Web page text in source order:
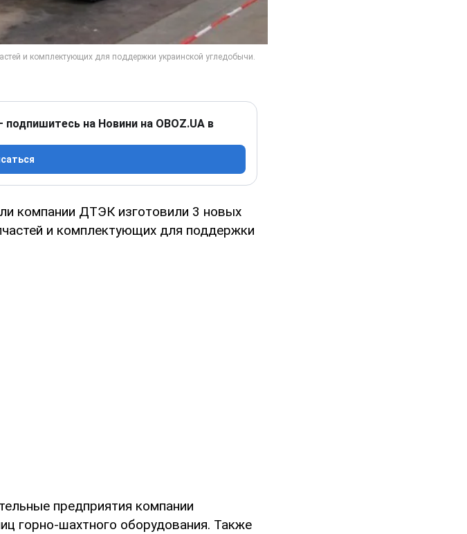
на Новини на OBOZ.UA в
компании ДТЭК изготовили 3 новых
и комплектующих для поддержки
предприятия компании
горно-шахтного оборудования. Также